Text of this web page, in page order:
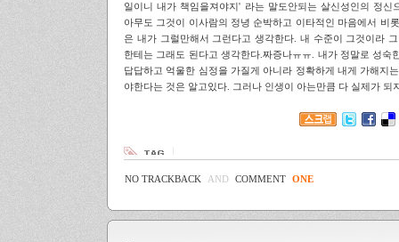
일이니 내가 책임을져야지' 라는 말도안되는 살신성인의 정
아무도 그것이 이사람의 정녕 순박하고 이타적인 마음에서 비
은 내가 그럴만해서 그런다고 생각한다. 내 수준이 그것이라
한테는 그래도 된다고 생각한다.짜증나ㅠㅠ. 내가 정말로 성숙
답답하고 억울한 심정을 가질게 아니라 정확하게 내게 가해지
야한다는 것은 알고있다. 그러나 인생이 아는만큼 다 실제가 되
NO TRACKBACK AND COMMENT ONE